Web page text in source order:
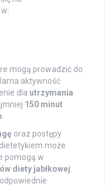
mogą prowadzić do
aktywność
dla utrzymania
150 minut
oraz postępy
może
pomogą w
diety jabłkowej